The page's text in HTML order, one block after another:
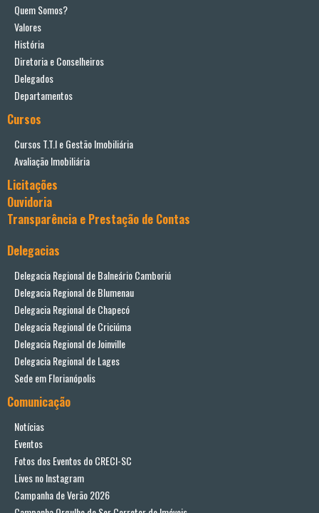
Quem Somos?
Valores
História
Diretoria e Conselheiros
Delegados
Departamentos
Cursos
Cursos T.T.I e Gestão Imobiliária
Avaliação Imobiliária
Licitações
Ouvidoria
Transparência e Prestação de Contas
Delegacias
Delegacia Regional de Balneário Camboriú
Delegacia Regional de Blumenau
Delegacia Regional de Chapecó
Delegacia Regional de Criciúma
Delegacia Regional de Joinville
Delegacia Regional de Lages
Sede em Florianópolis
Comunicação
Notícias
Eventos
Fotos dos Eventos do CRECI-SC
Lives no Instagram
Campanha de Verão 2026